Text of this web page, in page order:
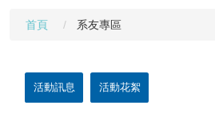
首頁 系友專區
活動訊息 活動花絮